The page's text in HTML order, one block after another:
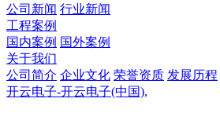
公司新闻 行业新闻
工程案例
国内案例 国外案例
关于我们
公司简介 企业文化 荣誉资质 发展历程
开云电子-开云电子(中国),